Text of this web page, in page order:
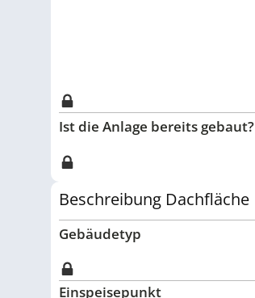
Ist die Anlage bereits gebaut?
Beschreibung Dachfläche
Gebäudetyp
Einspeisepunkt